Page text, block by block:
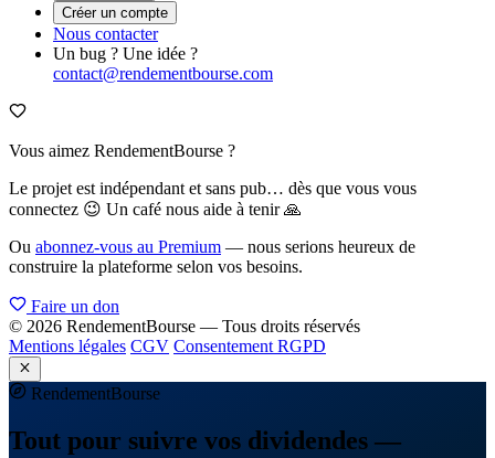
Créer un compte
Nous contacter
Un bug ? Une idée ?
contact@rendementbourse.com
Vous aimez RendementBourse ?
Le projet est indépendant et sans pub… dès que vous vous
connectez 😉 Un café nous aide à tenir 🙏
Ou abonnez-vous au Premium — nous serions heureux de
construire la plateforme selon vos besoins.
Faire un don
© 2026 RendementBourse — Tous droits réservés
Mentions légales CGV Consentement RGPD
RendementBourse
Tout pour suivre vos dividendes —